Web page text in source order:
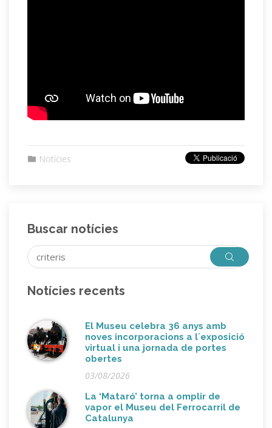
Notícies
Buscar notícies
Notícies recents
El Museu celebra 36 anys amb
noves incorporacions a l´exposició
virtual i una jornada de portes
obertes
03/08/2026
La ‘Mataró’ torna a omplir de
vapor el Museu del Ferrocarril de
Catalunya